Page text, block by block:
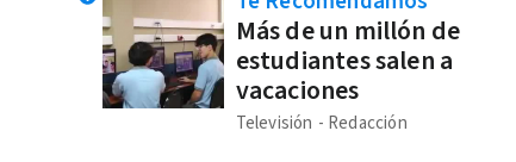
Más de un millón de
estudiantes salen a
vacaciones
Televisión Redacción